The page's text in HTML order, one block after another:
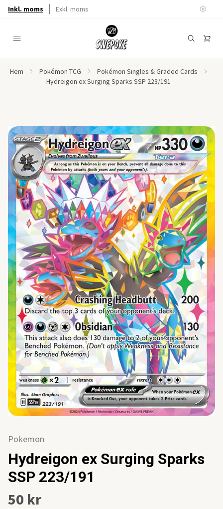
Inkl. moms Exkl. moms
Hem Pokémon TCG
Pokémon Singles & Graded Cards
Hydreigon ex Surging Sparks SSP 223/191
Pokemon
Hydreigon ex Surging Sparks
SSP 223/191
50 kr